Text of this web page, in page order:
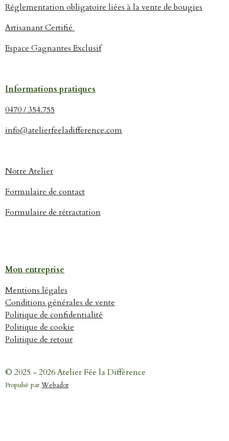
Réglementation obligatoire liées à la vente de bougies
Artisanant Certifié
Espace Gagnantes Exclusif
Informations pratiques
0470 / 354.755
info@atelierfeeladifference.com
Notre Atelier
Formulaire de contact
Formulaire de rétractation
Mon entreprise
Mentions légales
Conditions générales de vente
Politique de confidentialité
Politique de cookie
Politique de retour
© 2025 - 2026 Atelier Fée la Différence
Propulsé parWebador